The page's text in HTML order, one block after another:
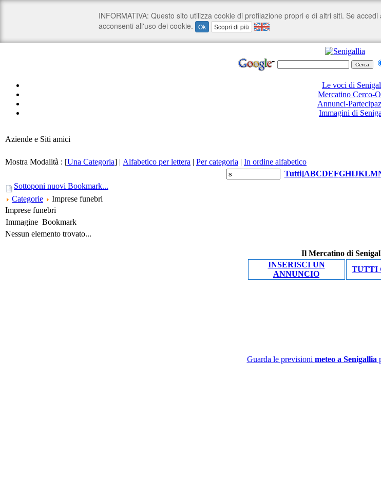
Le voci di
Mercatino Cerco-
Annunci-
Immagini di
Aziende e Siti amici
Mostra Modalità : [Una Categoria] | Alfabetico per lettera | Per categoria | In ordine alfabetico
Tutti]ABCDEFGHIJKLM
Sottoponi nuovi Bookmark...
Categorie
Imprese funebri
Imprese funebri
Immagine Bookmark
Nessun elemento trovato...
Il Mercatino di
INSERISCI UN
ANNUNCIO
TUTTI
Guarda le previsioni meteo a Senigallia